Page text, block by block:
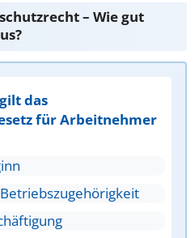
– Wie gut
das
für Arbeitnehmer